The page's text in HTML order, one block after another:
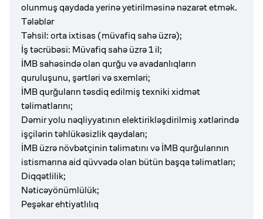
olunmuş qaydada yerinə yetirilməsinə nəzarət etmək.
Tələblər
Təhsil: orta ixtisas (müvafiq sahə üzrə);
İş təcrübəsi: Müvafiq sahə üzrə 1 il;
İMB sahəsində olan qurğu və avadanlıqların
quruluşunu, şərtləri və sxemləri;
İMB qurğuların təsdiq edilmiş texniki xidmət
təlimatlarını;
Dəmir yolu nəqliyyatının elektirikləşdirilmiş xətlərində
işçilərin təhlükəsizlik qaydaları;
İMB üzrə növbətçinin təlimatını və İMB qurğularının
istismarına aid qüvvədə olan bütün başqa təlimatları;
Diqqətlilik;
Nəticəyönümlülük;
Peşəkar ehtiyatlılıq